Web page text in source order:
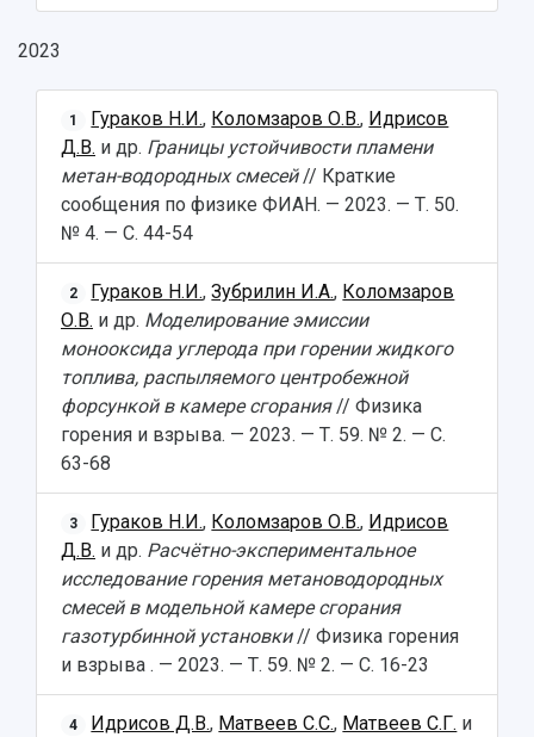
2023
1 Гураков Н.И., Коломзаров О.В., Идрисов
Д.В. и др. Границы устойчивости пламени
метан-водородных смесей// Краткие
сообщения по физике ФИАН. — 2023. — Т. 50.
№ 4. — С. 44-54
2 Гураков Н.И.,Зубрилин И.А., Коломзаров
О.В. и др. Моделирование эмиссии
монооксида углерода при горении жидкого
топлива, распыляемого центробежной
форсункой в камере сгорания// Физика
горения и взрыва. — 2023. — Т. 59. № 2. — С.
63-68
3 Гураков Н.И., Коломзаров О.В., Идрисов
Д.В. и др. Расчётно-экспериментальное
исследование горения метановодородных
смесей в модельной камере сгорания
газотурбинной установки// Физика горения
и взрыва . — 2023. — Т. 59. № 2. — С. 16-23
4 Идрисов Д.В., Матвеев С.С., Матвеев С.Г. и